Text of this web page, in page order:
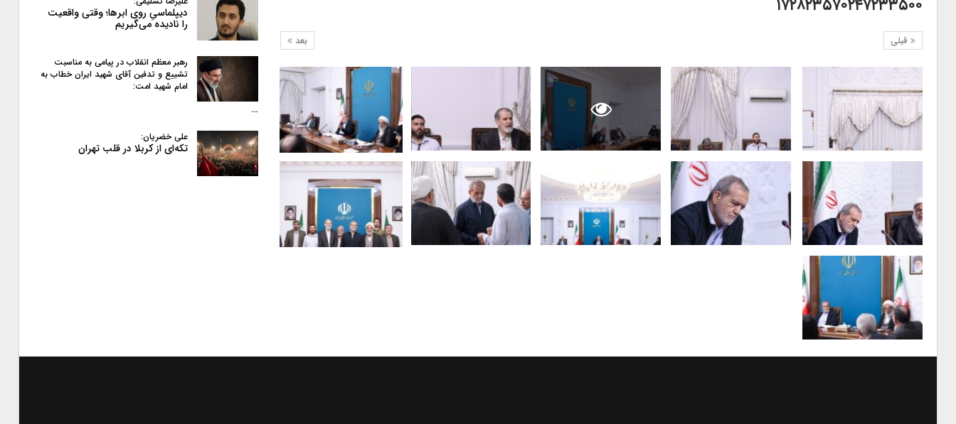
بعد قبلی
دیپلماسیِ روی ابرها؛ وقتی واقعیت
را نادیده می‌گیریم
رهبر معظم انقلاب در پیامی به‌ مناسبت
تشییع و تدفین آقای شهید ایران خطاب به
امام شهید امت:
…
علی خضریان:
تکه‌ای از کربلا در قلب تهران